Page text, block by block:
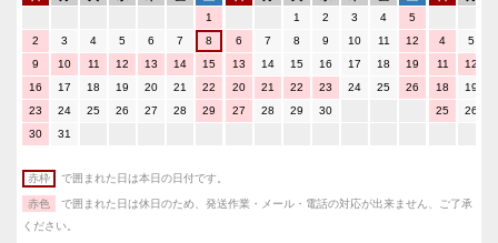
1
2
3 4 5 6 7
8
9
10 11 12 13 14
15
16
17 18 19 20 21
22
23
24 25 26 27 28
29
30
31
1
2 3 4
5
6
7 8 9 10 11
12
13
14 15 16 17 18
19
20
21 22 23 24 25
26
27
28 29 30
4 5
11
12
18
19
25
26
赤枠 で囲まれた日は本日の日付です。
赤色
で囲まれた日は休日のため、発送作業・メール・電話の対応が出来ません、ご了承
ください。